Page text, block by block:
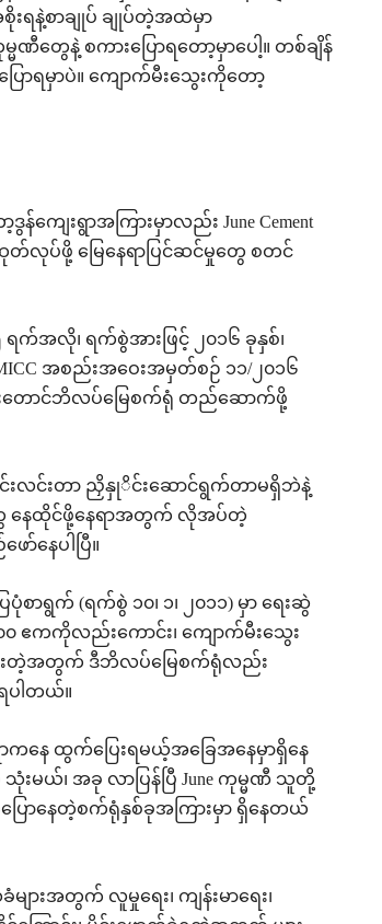
းရနဲ့စာချုပ် ချုပ်တဲ့အထဲမှာ
ေနဲ့ စကားပြောရတော့မှာပေါ့။ တစ်ချိန်
ရမှာပဲ။ ကျောက်မီးသွေးကိုတော့
ျေးရွာအကြားမှာလည်း June Cement
တ်လုပ်ဖို့ မြေနေရာပြင်ဆင်မှုတွေ စတင်
အလို၊ ရက်စွဲအားဖြင့် ၂၀၁၆ ခုနှစ်၊
အစည်းအဝေးအမှတ်စဉ် ၁၁/၂၀၁၆
ျားတောင်ဘိလပ်မြေစက်ရုံ တည်ဆောက်ဖို့
းလင်းတာ ညှိနှုိင်းဆောင်ရွက်တာမရှိဘဲနဲ့
ေ နေထိုင်ဖို့နေရာအတွက် လိုအပ်တဲ့
ေပါပြီ။
ရွက် (ရက်စွဲ ၁၀၊ ၁၊ ၂၀၁၁) မှာ ရေးဆွဲ
ဧကကိုလည်းကောင်း၊ ကျောက်မီးသွေး
ားတဲ့အတွက် ဒီဘိလပ်မြေစက်ရုံလည်း
ါတယ်။
နေ ထွက်ပြေးရမယ့်အခြေအနေမှာရှိနေ
မယ်၊ အခု လာပြန်ပြီ June ကုမ္မဏီ သူတို့
ာနေတဲ့စက်ရုံနှစ်ခုအကြားမှာ ရှိနေတယ်
တွက် လူမှုရေး၊ ကျန်းမာရေး၊